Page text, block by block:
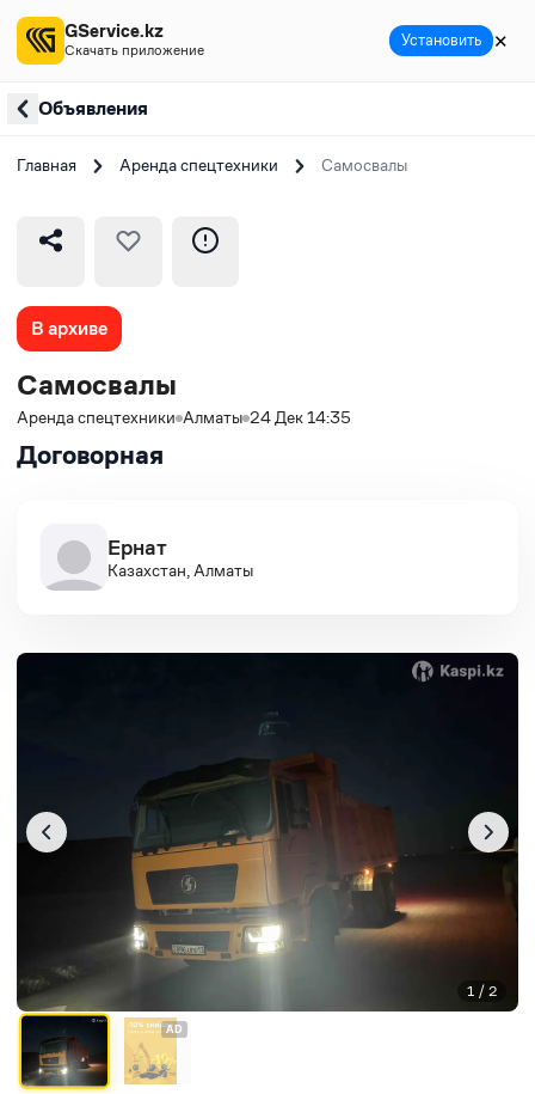
Объявления
Главная Аренда спецтехники Самосвалы
В архиве
Самосвалы
Аренда спецтехники Алматы 24 Дек 14:35
Договорная
Ернат
Казахстан, Алматы
1 / 2
AD
GService.kz
Скачать приложение Установить ✕